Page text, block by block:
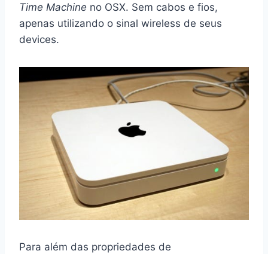
Time Machine no OSX. Sem cabos e fios,
apenas utilizando o sinal wireless de seus
devices.
Para além das propriedades de